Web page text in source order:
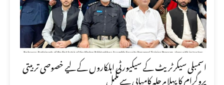
اسمبلی سیکرٹریٹ کے سیکیورٹی اہلکاروں کے لیے خصوصی تربیتی
پروگرام کا پہلا مرحلہ کامیابی سے مکمل